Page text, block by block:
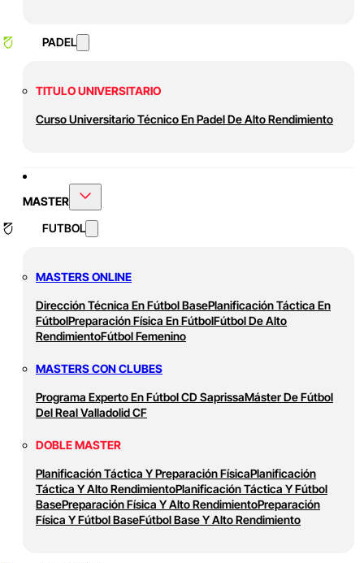
PADEL
TITULO UNIVERSITARIO
Curso Universitario Técnico En Padel De Alto Rendimiento
MASTER
FUTBOL
MASTERS ONLINE
Dirección Técnica En Fútbol BasePlanificación Táctica En
FútbolPreparación Física En FútbolFútbol De Alto
RendimientoFútbol Femenino
MASTERS CON CLUBES
Programa Experto En Fútbol CD SaprissaMáster De Fútbol
Del Real Valladolid CF
DOBLE MASTER
Planificación Táctica Y Preparación FísicaPlanificación
Táctica Y Alto RendimientoPlanificación Táctica Y Fútbol
BasePreparación Física Y Alto RendimientoPreparación
Física Y Fútbol BaseFútbol Base Y Alto Rendimiento